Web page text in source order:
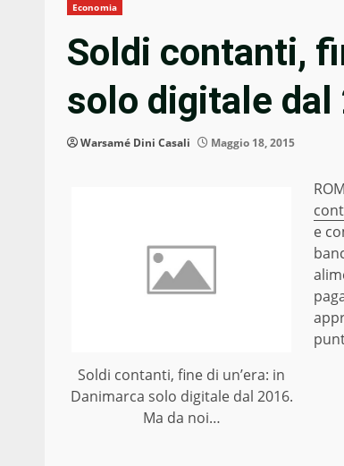
Economia
Soldi contanti,
solo digitale
Warsamé Dini Casali Maggio 18, 2015
Soldi contanti, fine di un’era: in
Danimarca solo digitale dal 2016.
Ma da noi…
e